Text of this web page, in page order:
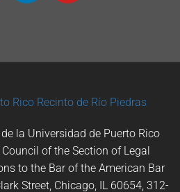
Rico Recinto de Río Piedras
la Universidad de Puerto Rico
of the Section of Legal
to the Bar of the American Bar
Street, Chicago, IL 60654, 312-